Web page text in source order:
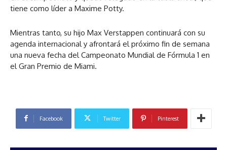
tiene como líder a Maxime Potty.
Mientras tanto, su hijo Max Verstappen continuará con su
agenda internacional y afrontará el próximo fin de semana
una nueva fecha del Campeonato Mundial de Fórmula 1 en
el Gran Premio de Miami.
Facebook Twitter Pinterest